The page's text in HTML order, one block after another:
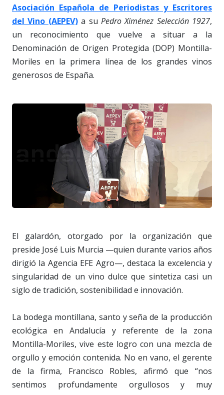
Asociación Española de Periodistas y Escritores
del Vino (AEPEV)a su Pedro Ximénez Selección 1927,
un reconocimiento que vuelve a situar a la
Denominación de Origen Protegida (DOP) Montilla-
Moriles en la primera línea de los grandes vinos
generosos de España.
El galardón, otorgado por la organización que
preside José Luis Murcia —quien durante varios años
dirigió la Agencia EFE Agro—, destaca la excelencia y
singularidad de un vino dulce que sintetiza casi un
siglo de tradición, sostenibilidad e innovación.
La bodega montillana, santo y seña de la producción
ecológica en Andalucía y referente de la zona
Montilla-Moriles, vive este logro con una mezcla de
orgullo y emoción contenida. No en vano, el gerente
de la firma, Francisco Robles, afirmó que “nos
sentimos profundamente orgullosos y muy